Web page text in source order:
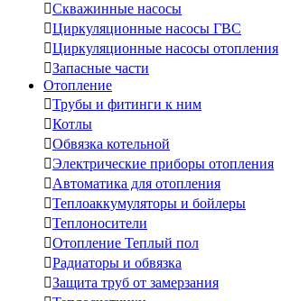
Скважинные насосы
Циркуляционные насосы ГВС
Циркуляционные насосы отопления
Запасные части
Отопление
Трубы и фитинги к ним
Котлы
Обвязка котельной
Электрические приборы отопления
Автоматика для отопления
Теплоаккумуляторы и бойлеры
Теплоносители
Отопление Теплый пол
Радиаторы и обвязка
Защита труб от замерзания